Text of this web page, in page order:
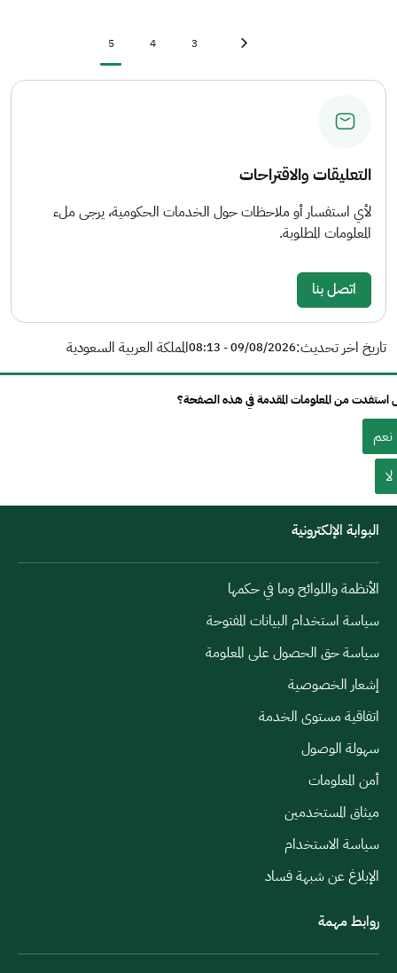
First page
Page
3
Page
4
Current page
5
التعليقات والاقتراحات
لأي استفسار أو ملاحظات حول الخدمات الحكومية، يرجى ملء
المعلومات المطلوبة.
اتصل بنا
تاريخ اخر تحديث:09/08/2026 - 08:13 المملكة العربية السعودية
استفدت من المعلومات المقدمة في هذه الصفحة؟
نعم
لا
البوابة الإلكترونية
الأنظمة واللوائح وما في حكمها
سياسة استخدام البيانات المفتوحة
سياسة حق الحصول على المعلومة
إشعار الخصوصية
اتفاقية مستوى الخدمة
سهولة الوصول
أمن المعلومات
ميثاق المستخدمين
سياسة الاستخدام
الإبلاغ عن شبهة فساد
روابط مهمة